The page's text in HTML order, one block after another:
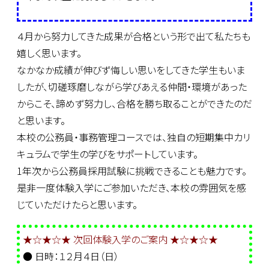
４月から努力してきた成果が合格という形で出て私たちも
嬉しく思います。
なかなか成績が伸びず悔しい思いをしてきた学生もいま
したが、切磋琢磨しながら学びあえる仲間・環境があった
からこそ、諦めず努力し、合格を勝ち取ることができたのだ
と思います。
本校の公務員・事務管理コースでは、独自の短期集中カリ
キュラムで学生の学びをサポートしています。
1年次から公務員採用試験に挑戦できることも魅力です。
是非一度体験入学にご参加いただき、本校の雰囲気を感
じていただけたらと思います。
★☆★☆★ 次回体験入学のご案内 ★☆★☆★
● 日時：１２月４日（日）